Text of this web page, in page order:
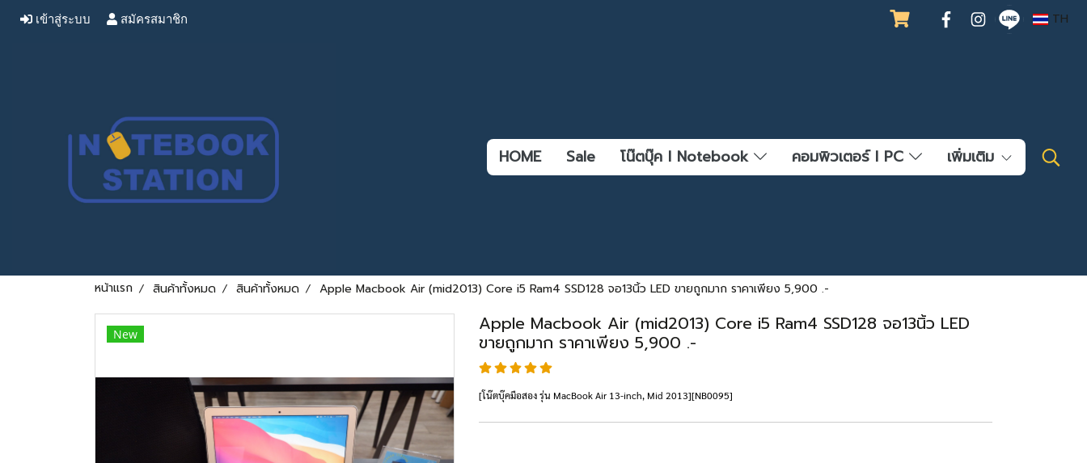
เข้าสู่ระบบ สมัครสมาชิก TH
HOME Sale โน๊ตบุ๊ค l Notebook คอมพิวเตอร์ l PC เพิ่มเติม
หน้าแรก สินค้าทั้งหมด สินค้าทั้งหมด Apple Macbook Air (mid2013) Core i5 Ram4 SSD128 จอ13นิ้ว LED ขายถูกมาก ราคาเพียง 5,900 .-
New
Apple Macbook Air (mid2013) Core i5 Ram4 SSD128 จอ13นิ้ว LED
ขายถูกมาก ราคาเพียง 5,900 .-
[โน๊ตบุ๊คมือสอง รุ่น MacBook Air 13-inch, Mid 2013][NB0095]